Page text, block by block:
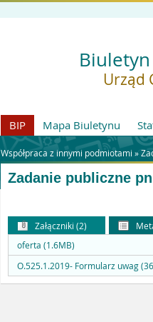
Urząd
BIP Mapa Biuletynu
Współpraca z innymi podmiotami »
Zadanie publiczne
Załączniki (2)
oferta (1.6MB)
O.525.1.2019- Formularz uwag